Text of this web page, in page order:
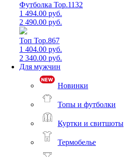
Футболка Top.1132
1 494.00 руб.
2 490.00 руб.
Топ Top.867
1 404.00 руб.
2 340.00 руб.
Для мужчин
Новинки
Топы и футболки
Куртки и свитшоты
Термобелье